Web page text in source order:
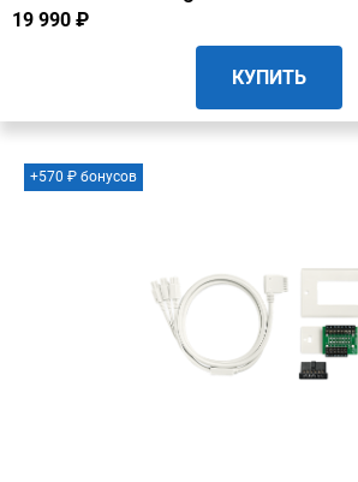
19 990 ₽
КУПИТЬ
+570 ₽ бонусов